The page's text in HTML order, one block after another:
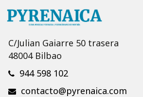
C/Julian Gaiarre 50 trasera
48004 Bilbao
944 598 102
contacto@pyrenaica.com